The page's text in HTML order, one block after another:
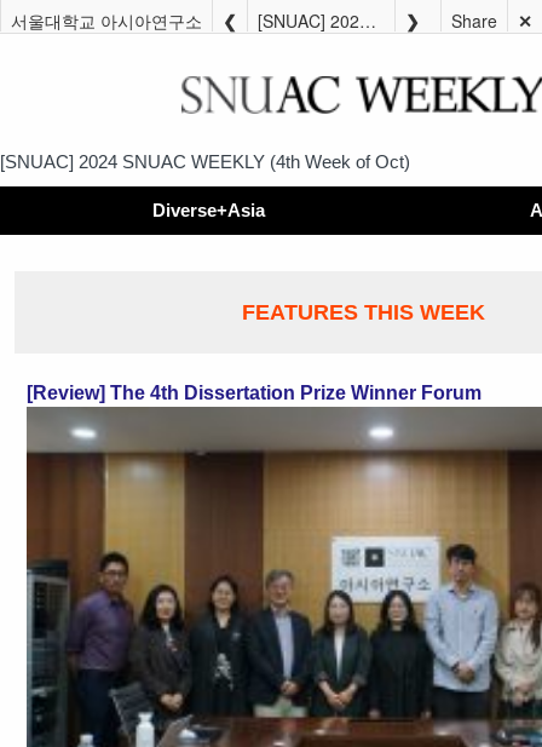
서울대학교 아시아연구소 [SNUAC] 2024 SNUAC WEEKLY (4th Week of Oct) ✕
Share